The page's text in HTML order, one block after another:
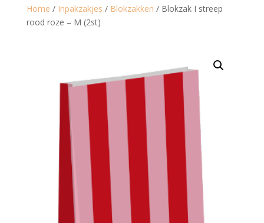
Home / Inpakzakjes / Blokzakken / Blokzak I streep
rood roze – M (2st)